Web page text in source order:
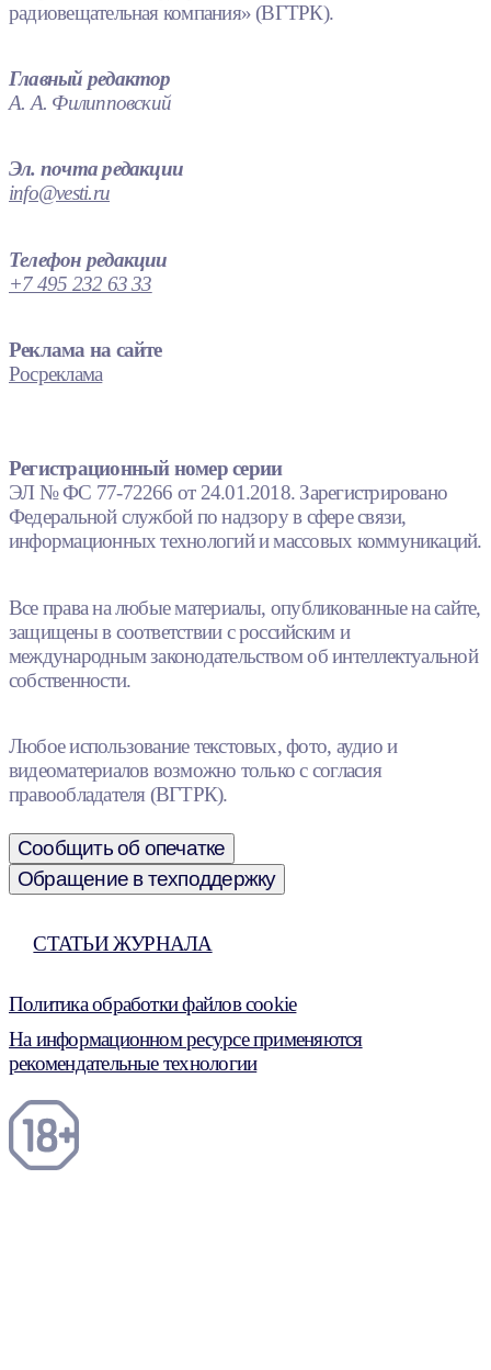
радиовещательная компания» (ВГТРК).
Главный редактор
А. А. Филипповский
Эл. почта редакции
info@vesti.ru
Телефон редакции
+7 495 232 63 33
Реклама на сайте
Росреклама
Регистрационный номер серии
ЭЛ № ФС 77-72266 от 24.01.2018. Зарегистрировано
Федеральной службой по надзору в сфере связи,
информационных технологий и массовых коммуникаций.
Все права на любые материалы, опубликованные на сайте,
защищены в соответствии с российским и
международным законодательством об интеллектуальной
собственности.
Любое использование текстовых, фото, аудио и
видеоматериалов возможно только с согласия
правообладателя (ВГТРК).
Сообщить об опечатке
Обращение в техподдержку
СТАТЬИ ЖУРНАЛА
Политика обработки файлов cookie
На информационном ресурсе применяются
рекомендательные технологии